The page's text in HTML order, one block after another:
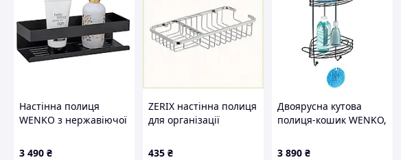
Призначення: зберігання у ванній, кухні, спальні, вітальні або
Колір: біла, чорна
Розмір: 80х25х35 см (між полицями 22 см)
Комплектація:
Схожі товари за характеристиками
Настінна полиця
WENKO з нержавіючої
срібляста глянцева
3 490 ₴
ZERIX настінна полиця
для організації
27674HPA82
435 ₴
Двоярусна кутова
полиця-кошик WENKO,
чорна
3 890 ₴